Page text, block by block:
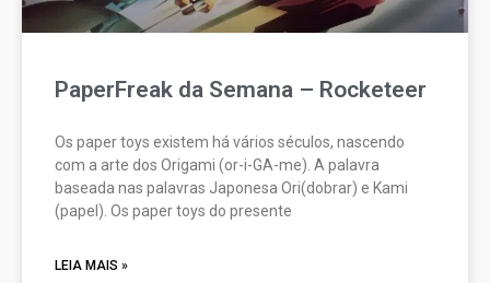
PaperFreak da Semana – Rocketeer
Os paper toys existem há vários séculos, nascendo
com a arte dos Origami (or-i-GA-me). A palavra
baseada nas palavras Japonesa Ori(dobrar) e Kami
(papel). Os paper toys do presente
LEIA MAIS »